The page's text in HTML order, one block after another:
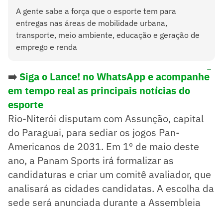
A gente sabe a força que o esporte tem para
entregas nas áreas de mobilidade urbana,
transporte, meio ambiente, educação e geração de
emprego e renda
➡️ Siga o Lance! no WhatsApp e acompanhe
em tempo real as principais notícias do
esporte
Rio-Niterói disputam com Assunção, capital
do Paraguai, para sediar os jogos Pan-
Americanos de 2031. Em 1º de maio deste
ano, a Panam Sports irá formalizar as
candidaturas e criar um comitê avaliador, que
analisará as cidades candidatas. A escolha da
sede será anunciada durante a Assembleia